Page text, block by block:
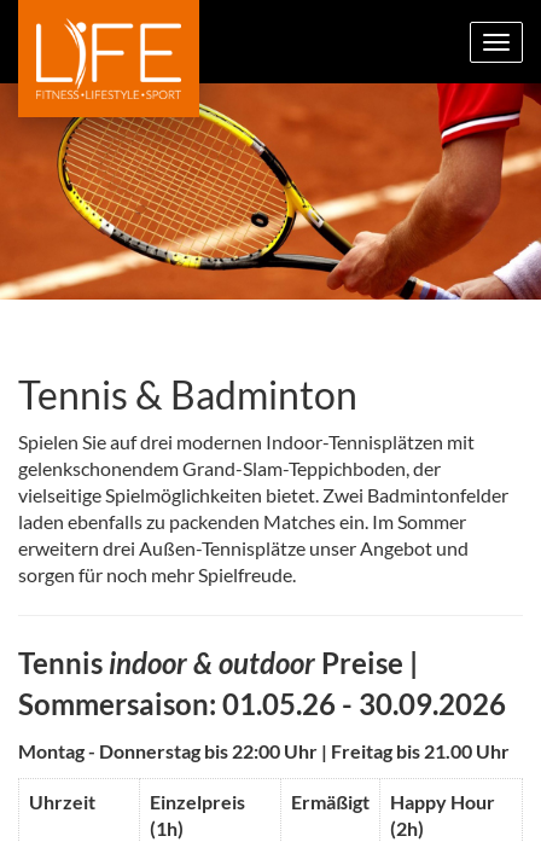
Tennis & Badminton
Spielen Sie auf drei modernen Indoor-Tennisplätzen mit
gelenkschonendem Grand-Slam-Teppichboden, der
vielseitige Spielmöglichkeiten bietet. Zwei Badmintonfelder
laden ebenfalls zu packenden Matches ein. Im Sommer
erweitern drei Außen-Tennisplätze unser Angebot und
sorgen für noch mehr Spielfreude.
Tennis indoor & outdoor Preise |
Sommersaison: 01.05.26 - 30.09.2026
Montag - Donnerstag bis 22:00 Uhr | Freitag bis 21.00 Uhr
Uhrzeit
Einzelpreis
(1h)
Ermäßigt
Happy Hour
(2h)